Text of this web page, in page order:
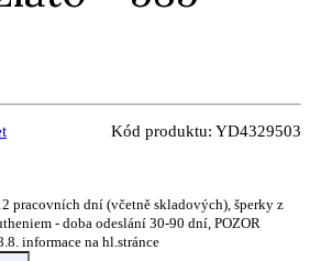
Kód produktu: YD4329503
pracovních dní (včetně skladových), šperky z
- doba odeslání 30-90 dní, POZOR
informace na hl.stránce